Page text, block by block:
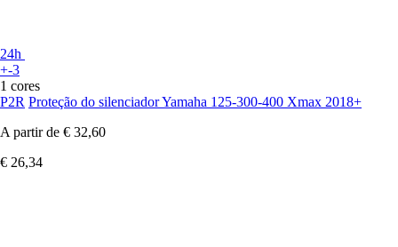
24h
+-3
1 cores
P2R Proteção do silenciador Yamaha 125-300-400 Xmax 2018+
A partir de € 32,60
€ 26,34